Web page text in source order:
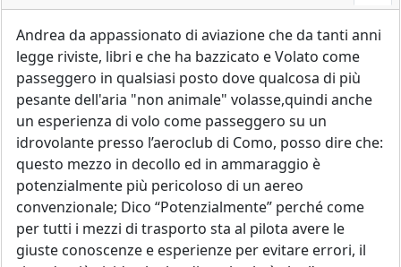
Andrea da appassionato di aviazione che da tanti anni
legge riviste, libri e che ha bazzicato e Volato come
passeggero in qualsiasi posto dove qualcosa di più
pesante dell'aria "non animale" volasse,quindi anche
un esperienza di volo come passeggero su un
idrovolante presso l’aeroclub di Como, posso dire che:
questo mezzo in decollo ed in ammaraggio è
potenzialmente più pericoloso di un aereo
convenzionale; Dico “Potenzialmente” perché come
per tutti i mezzi di trasporto sta al pilota avere le
giuste conoscenze e esperienze per evitare errori, il